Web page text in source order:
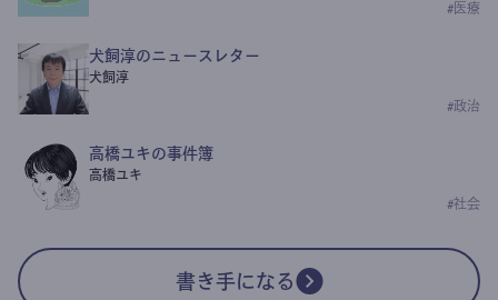
# 医療
犬飼淳のニュースレター
犬飼淳
#政治
高橋ユキの事件簿
高橋ユキ
#社会
書き手になる